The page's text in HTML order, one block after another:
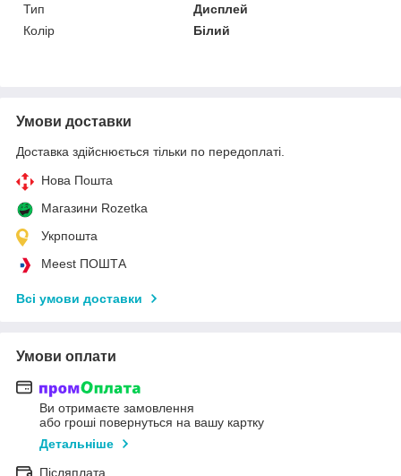
Тип
Дисплей
Колір
Білий
Умови доставки
Доставка здійснюється тільки по передоплаті.
Нова Пошта
Магазини Rozetka
Укрпошта
Meest ПОШТА
Всі умови доставки
Умови оплати
Ви отримаєте замовлення
або гроші повернуться на вашу картку
Детальніше
Післяплата